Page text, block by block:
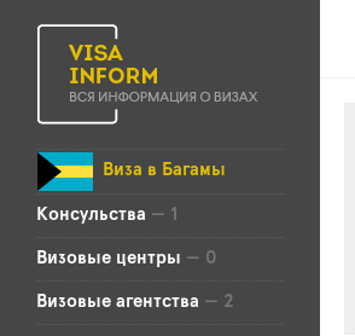
Виза в Багамы
Консульства — 1
Визовые центры — 0
Визовые агентства — 2